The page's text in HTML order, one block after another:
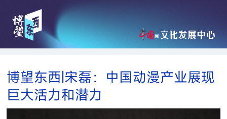
博望东西|宋磊：中国动漫产业展现
巨大活力和潜力